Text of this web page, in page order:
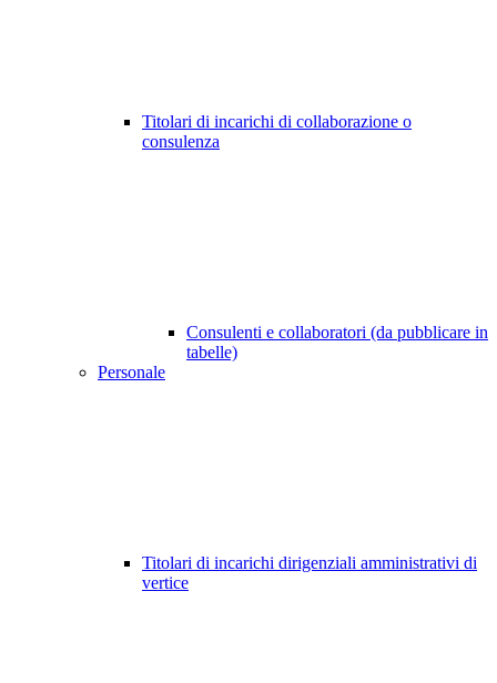
Titolari di incarichi di collaborazione o
consulenza
Consulenti e collaboratori (da pubblicare in
tabelle)
Personale
Titolari di incarichi dirigenziali amministrativi di
vertice